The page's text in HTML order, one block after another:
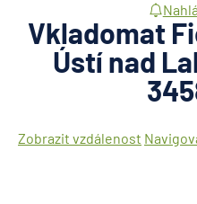
Vkladomat
Ústí nad
Zobrazit vzdálenost